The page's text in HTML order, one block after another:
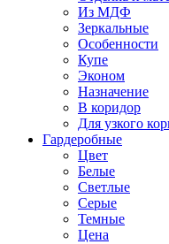
Из МДФ
Зеркальные
Особенности
Купе
Эконом
Назначение
В коридор
Для узкого
Гардеробные
Цвет
Белые
Светлые
Серые
Темные
Цена